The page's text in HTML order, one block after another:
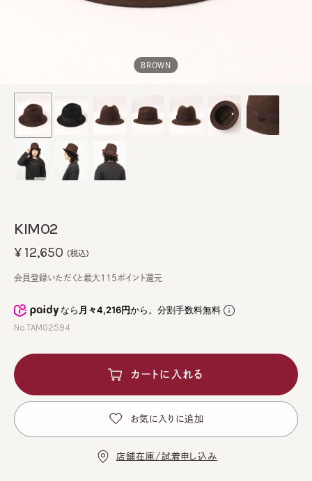
BROWN
KIMO2
なら月々4,216円から。分割手数料無料
No.TAM02594
¥12,650 (税込)
会員登録いただくと最大115ポイント還元
カートに入れる
お気に入りに追加
店舗在庫/試着申し込み